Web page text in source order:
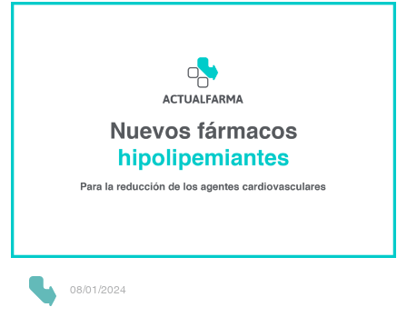
08/01/2024